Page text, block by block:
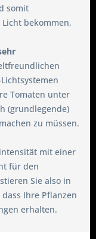
somit
bekommen,
Tomaten unter
(grundlegende)
zu müssen.
mit einer
für den
Sie also in
Ihre Pflanzen
erhalten.